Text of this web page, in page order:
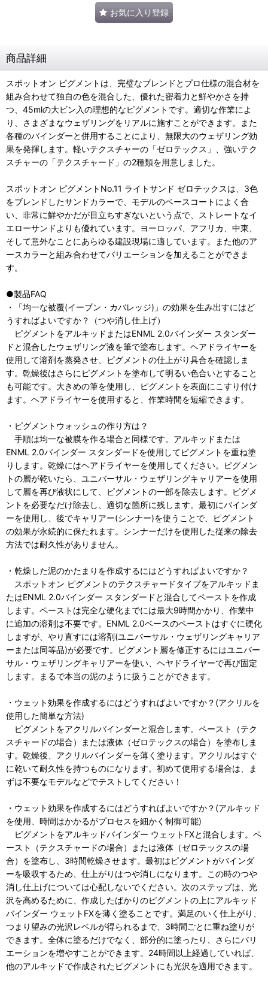
お気に入り登録
商品詳細
スポットオン ピグメントは、完璧なブレンドとプロ仕様の混合材を
組み合わせて独自の色を混合した、優れた密着力と鮮やかさを持
つ、45mlの大ビン入の理想的なピグメントです。適切な作業によ
り、さまざまなウェザリングをリアルに施すことができます。また
各種のバインダーと併用することにより、無限大のウェザリング効
果を発揮します。軽いテクスチャーの「ゼロテックス」、強いテク
スチャーの「テクスチャード」の2種類を用意しました。
スポットオン ピグメントNo.11 ライトサンド ゼロテックスは、3色
をブレンドしたサンドカラーで、モデルのベースコートによく合
い、非常に鮮やかだが目立ちすぎないという点で、ストレートなイ
エローサンドよりも優れています。ヨーロッパ、アフリカ、中東、
そして意外なことにあらゆる建設現場に適しています。また他のア
ースカラーと組み合わせてバリエーションを加えることができま
す。
●製品FAQ
・「均一な被覆(イーブン・カバレッジ)」の効果を生み出すにはど
うすればよいですか？（つや消し仕上げ）
ピグメントをアルキッドまたはENML 2.0バインダー スタンダー
ドと混合したウェザリング液を筆で塗布します。ヘアドライヤーを
使用して溶剤を蒸発させ、ピグメントの仕上がり具合を確認しま
す。乾燥後はさらにピグメントを塗布して明るい色合いとすること
も可能です。大きめの筆を使用し、ピグメントを表面にこすり付け
ます。ヘアドライヤーを使用すると、作業時間を短縮できます。
・ピグメントウォッシュの作り方は？
手順は均一な被膜を作る場合と同様です。アルキッドまたは
ENML 2.0バインダー スタンダードを使用してピグメントを重ね塗
りします。乾燥にはヘアドライヤーを使用してください。ピグメン
トの層が乾いたら、ユニバーサル・ウェザリングキャリアーを使用
して層を再び液状にして、ピグメントの一部を除去します。ピグメ
ントを必要なだけ除去し、適切な箇所に残します。最初にバインダ
ーを使用し、後でキャリアー(シンナー)を使うことで、ピグメント
の効果が永続的に保たれます。シンナーだけを使用した従来の除去
方法では耐久性がありません。
・乾燥した泥のかたまりを作成するにはどうすればよいですか？
スポットオン ピグメントのテクスチャードタイプをアルキッドま
たはENML 2.0バインダー スタンダードと混合してペーストを作成
します。ペーストは完全な硬化までには最大9時間かかり、作業中
に追加の溶剤は不要です。ENML 2.0ベースのペーストはすぐに硬化
しますが、やり直すには溶剤(ユニバーサル・ウェザリングキャリア
ーまたは同等品)が必要です。ピグメント層を修正するにはユニバー
サル・ウェザリングキャリアーを使い、ヘヤドライヤーで再び固定
します。まるで本当の泥のように扱うことができます。
・ウェット効果を作成するにはどうすればよいですか？(アクリルを
使用した簡単な方法)
ピグメントをアクリルバインダーと混合します。ペースト（テク
スチャードの場合）または液体（ゼロテックスの場合）を塗布しま
す。乾燥後、アクリルバインダーを薄く塗ります。アクリルはすぐ
に乾いて耐久性を持つものになります。初めて使用する場合は、ま
ずは不要なモデルなどでテストしてください！
・ウェット効果を作成するにはどうすればよいですか？(アルキッド
を使用、時間はかかるがプロセスを細かく制御可能)
ピグメントをアルキッドバインダー ウェットFXと混合します。ペ
ースト（テクスチャードの場合）または液体（ゼロテックスの場
合）を塗布し、3時間乾燥させます。最初はピグメントがバインダ
ーを吸収するため、仕上がりはつや消しになります。この時のつや
消し仕上げについては心配しないでください。次のステップは、光
沢を高めるために、作成したばかりのピグメントの上にアルキッド
バインダー ウェットFXを薄く塗ることです。満足のいく仕上がり、
つまり望みの光沢レベルが得られるまで、3時間ごとに重ね塗りが
できます。全体に塗るだけでなく、部分的に塗ったり、さらにバリ
エーションを増やすことができます。24時間以上経過していれば、
他のアルキッドで作成されたピグメントにも光沢を適用できます。